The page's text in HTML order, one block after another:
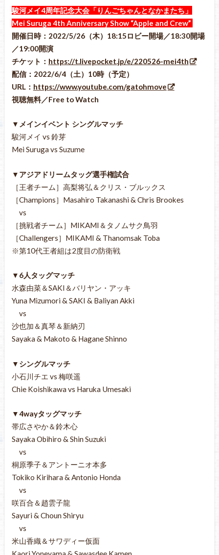
駿河メイ4周年記念大会「りんごちゃんとなかまたち」
Mei Suruga 4th Anniversary Show “Apple and Crew”
開催日時：2022/5/26（木）18:15ロビー開場／18:30開場
／19:00開演
チケット： https://t.livepocket.jp/e/220526-mei4th
配信：2022/6/4（土）10時（予定）
URL： https://www.youtube.com/gatohmove
視聴無料／Free to Watch
▼メインイベント シングルマッチ
駿河メイ vs 鈴芽
Mei Suruga vs Suzume
▼アジアドリームタッグ選手権試合
［王者チーム］高梨将弘＆クリス・ブルックス
［Champions］Masahiro Takanashi & Chris Brookes
vs
［挑戦者チーム］MIKAMI＆タノムサク鳥羽
［Challengers］MIKAMI & Thanomsak Toba
※第10代王者組は2度目の防衛戦
▼6人タッグマッチ
水森由菜＆SAKI＆バリヤン・アッキ
Yuna Mizumori & SAKI & Baliyan Akki
vs
沙也加＆真琴＆新納刃
Sayaka & Makoto & Hagane Shinno
▼シングルマッチ
小石川チエ vs 梅咲遥
Chie Koishikawa vs Haruka Umesaki
▼4wayタッグマッチ
帯広さやか＆鈴木心
Sayaka Obihiro & Shin Suzuki
vs
桐原季子＆アントーニオ本多
Tokiko Kirihara & Antonio Honda
vs
咲百合＆趙雲子龍
Sayuri & Choun Shiryu
vs
米山香織＆サワディー仮面